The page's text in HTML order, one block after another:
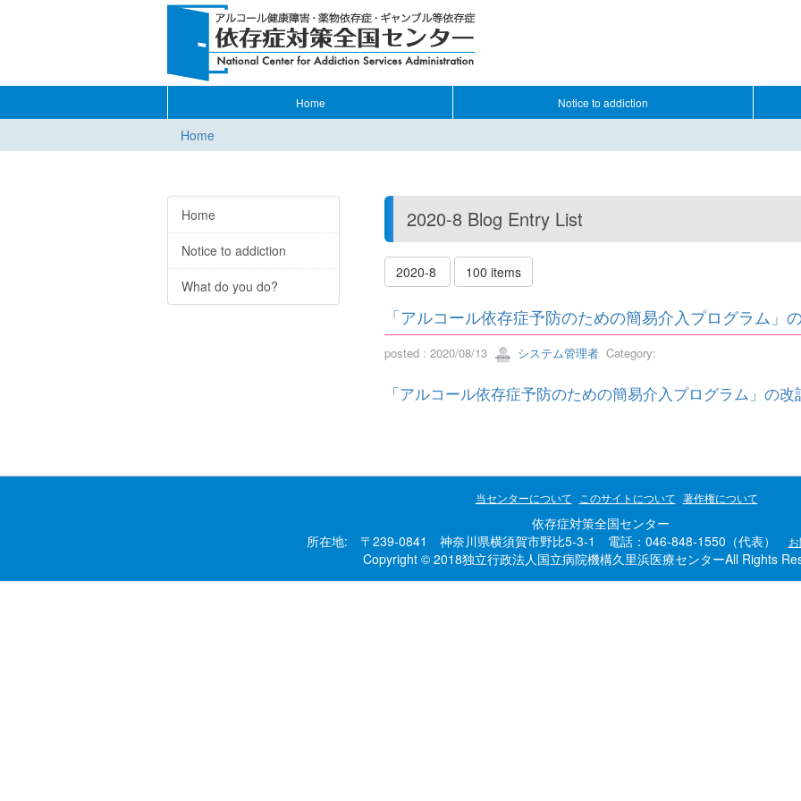
Home Notice to addiction
Home
2020-8 Blog Entry List
2020-8 100 items
「アルコール依存症予防のための簡易介入プログラム」
posted : 2020/08/13 システム管理者Category:
「アルコール依存症予防のための簡易介入プログラム」の改
Home
Notice to addiction
What do you do?
当センターについて このサイトについて 著作権について
依存症対策全国センター
所在地: 〒239-0841 神奈川県横須賀市野比5-3-1 電話：046-848-1550（代表）
Copyright © 2018独立行政法人国立病院機構久里浜医療センターAll Rights